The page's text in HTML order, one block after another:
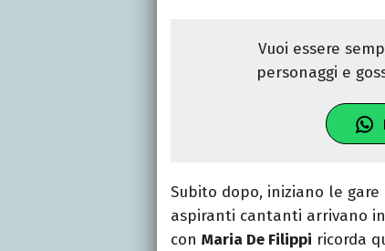
Vuoi essere
personaggi e
Subito dopo, iniziano le
aspiranti cantanti arrivano
con Maria De Filippi ricorda